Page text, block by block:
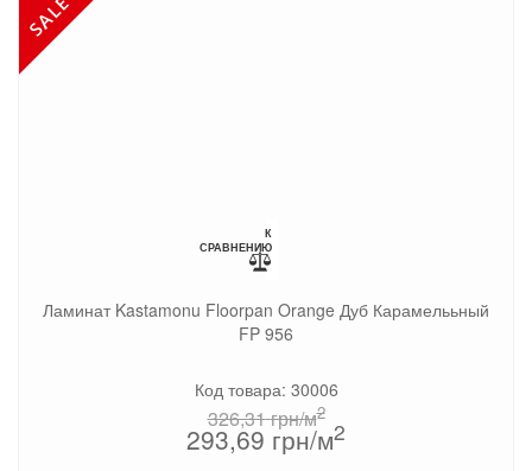
К
СРАВНЕНИЮ
Ламинат Kastamonu Floorpan Orange Дуб Карамелььный
FP 956
Код товара: 30006
326,31грн/м2
293,69 грн/м2